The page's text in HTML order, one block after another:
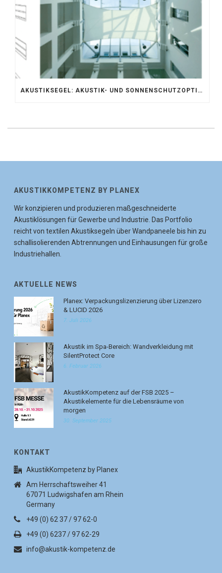
AKUSTIKSEGEL: AKUSTIK- UND SONNENSCHUTZOPTIMIERUNG IM ATRIUM DER UNIVERSITÄT BONN
AKUSTIKKOMPETENZ BY PLANEX
Wir konzipieren und produzieren maßgeschneiderte
Akustiklösungen für Gewerbe und Industrie. Das Portfolio
reicht von textilen Akustiksegeln über Wandpaneele bis hin zu
schallisolierenden Abtrennungen und Einhausungen für große
Industriehallen.
AKTUELLE NEWS
Planex: Verpackungslizenzierung über Lizenzero
& LUCID 2026
7. Juli 2026
Akustik im Spa-Bereich: Wandverkleidung mit
SilentProtect Core
6. Februar 2026
AkustikKompetenz auf der FSB 2025 –
Akustikelemente für die Lebensräume von
morgen
30. September 2025
KONTAKT
AkustikKompetenz by Planex
Am Herrschaftsweiher 41
67071 Ludwigshafen am Rhein
Germany
+49 (0) 62 37 / 97 62-0
+49 (0) 6237 / 97 62-29
info@akustik-kompetenz.de